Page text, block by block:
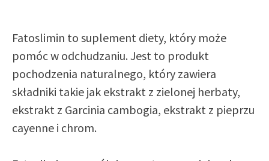
Fatoslimin to suplement diety, który może
pomóc w odchudzaniu. Jest to produkt
pochodzenia naturalnego, który zawiera
składniki takie jak ekstrakt z zielonej herbaty,
ekstrakt z Garcinia cambogia, ekstrakt z pieprzu
cayenne i chrom.